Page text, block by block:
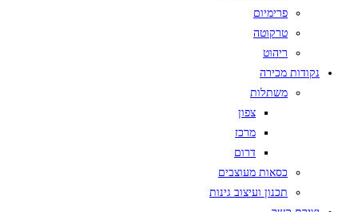
פרימיום
טרקוטה
ריהוט
נקודות מכירה
משתלות
צפון
מרכז
דרום
כסאות מעוצבים
תכנון ועיצוב גינות